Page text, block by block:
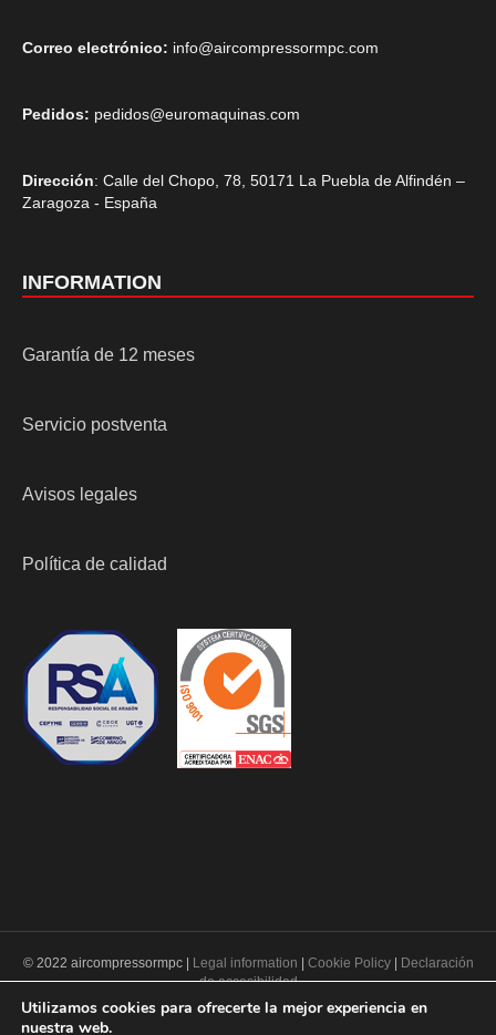
Correo electrónico: info@aircompressormpc.com
Pedidos: pedidos@euromaquinas.com
Dirección: Calle del Chopo, 78, 50171 La Puebla de Alfindén –
Zaragoza - España
INFORMATION
Garantía de 12 meses
Servicio postventa
Avisos legales
Política de calidad
© 2022 aircompressormpc | Legal information Cookie Policy|
Declaración
de accesibilidad
Utilizamos cookies para ofrecerte la mejor experiencia en
nuestra web.